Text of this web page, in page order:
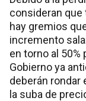
consideran que
hay gremios
incremento
en torno al 50%
Gobierno ya
deberán rondar
la suba de